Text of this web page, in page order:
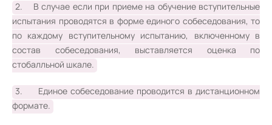
2. В случае если при приеме на обучение вступительные
испытания проводятся в форме единого собеседования, то
по каждому вступительному испытанию, включенному в
состав собеседования, выставляется оценка по
стобалльной шкале.
3. Единое собеседование проводится в дистанционном
формате.